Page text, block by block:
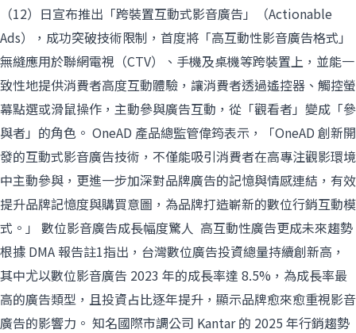
成為合作夥伴
聯絡我們
（12）日宣布推出「跨裝置互動式影音廣告」（Actionable
Ads），成功突破技術限制，首度將「高互動性影音廣告格式」
無縫應用於聯網電視（CTV）、手機及桌機等跨裝置上，並能一
致性地提供消費者高度互動體驗，讓消費者透過遙控器、觸控螢
幕點選或滑鼠操作，主動參與廣告互動，從「觀看者」變成「參
與者」的角色。 OneAD 產品總監管偉筠表示，「OneAD 創新開
發的互動式影音廣告技術，不僅能吸引消費者在高專注觀影環境
中主動參與，更進一步加深對品牌廣告的記憶與情感連結，有效
提升品牌記憶度與購買意圖，為品牌打造嶄新的數位行銷互動模
式。」 數位影音廣告成長幅度驚人 高互動性廣告更成未來趨勢
根據 DMA 報告註1指出，台灣數位廣告投資總量持續創新高，
其中尤以數位影音廣告 2023 年的成長率達 8.5%，為成長率最
高的廣告類型，且投資占比逐年提升，顯示品牌愈來愈重視影音
廣告的影響力。 知名國際市調公司 Kantar 的 2025 年行銷趨勢